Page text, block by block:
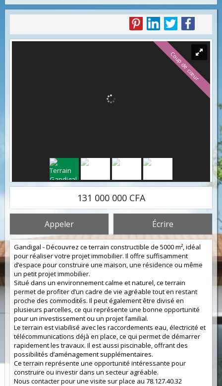
Coup de cœur
131 000 000 CFA
Appeler Écrire
Gandigal - Découvrez ce terrain constructible de 5000 m², idéal
pour réaliser votre projet immobilier. Il offre suffisamment
d’espace pour construire une maison, une résidence ou même
un petit projet immobilier.
Situé dans un environnement calme et naturel, ce terrain
permet de profiter d’un cadre de vie agréable tout en restant
proche des commodités. Il peut également être divisé en
plusieurs parcelles, ce qui représente une bonne opportunité
pour un investissement ou un projet familial.
Le terrain est viabilisé avec les raccordements eau, électricité et
télécommunications déjà en place, ce qui permet de démarrer
rapidement les travaux. Il est aussi piscinable, offrant des
possibilités d’aménagement supplémentaires.
Ce terrain représente une opportunité intéressante pour
construire ou investir dans un secteur agréable.
Nous contacter pour une visite sur place au 78.127.40.32